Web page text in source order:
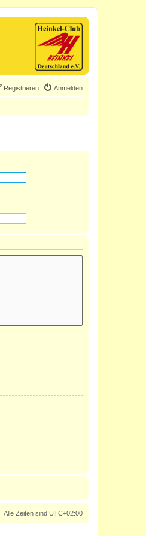
Anmelden
Registrieren
Alle Zeiten sind UTC+02:00